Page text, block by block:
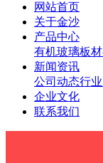
网站首页
关于金沙
产品中心
有机玻璃板材
新闻资讯
公司动态行
企业文化
联系我们